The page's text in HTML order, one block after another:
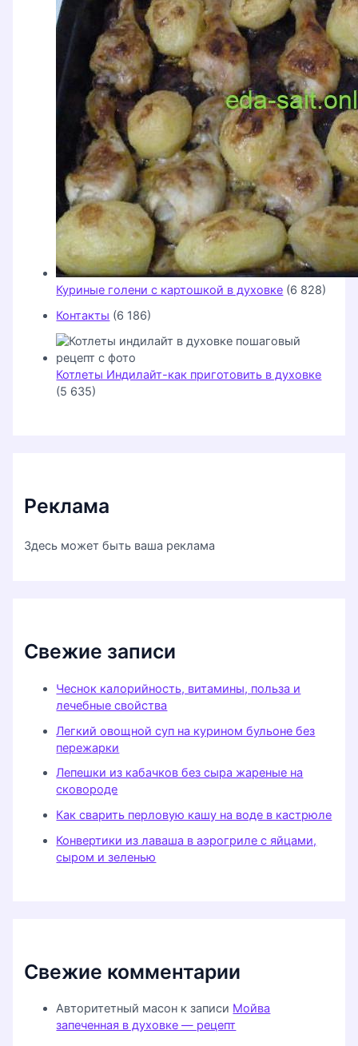
Куриные голени с картошкой в духовке (6 828)
Контакты (6 186)
Котлеты Индилайт-как приготовить в духовке
(5 635)
Реклама
Здесь может быть ваша реклама
Свежие записи
Чеснок калорийность, витамины, польза и
лечебные свойства
Легкий овощной суп на курином бульоне без
пережарки
Лепешки из кабачков без сыра жареные на
сковороде
Как сварить перловую кашу на воде в кастрюле
Конвертики из лаваша в аэрогриле с яйцами,
сыром и зеленью
Свежие комментарии
Авторитетный масон к записи Мойва
запеченная в духовке — рецепт